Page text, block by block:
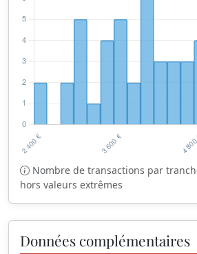
Nombre de transactions par
hors valeurs extrêmes
Données complémentaires